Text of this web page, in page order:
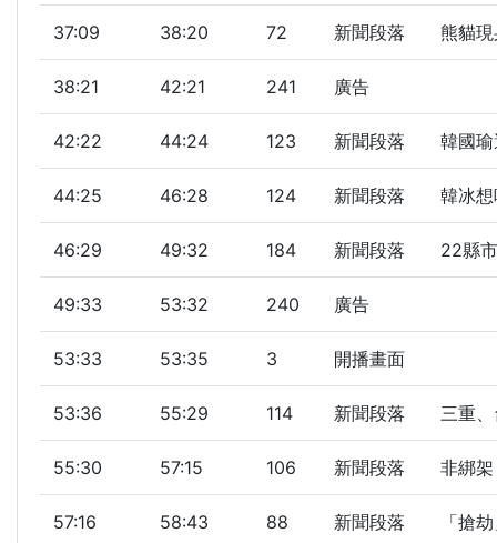
37:09 38:20 72 新聞段落 熊貓
38:21 42:21 241 廣告
42:22 44:24 123 新聞段落 韓國
44:25 46:28 124 新聞段落 韓冰
46:29 49:32 184 新聞段落 22縣
49:33 53:32 240 廣告
53:33 53:35 3 開播畫面
53:36 55:29 114 新聞段落 三重
55:30 57:15 106 新聞段落 非綁
57:16 58:43 88 新聞段落 「搶